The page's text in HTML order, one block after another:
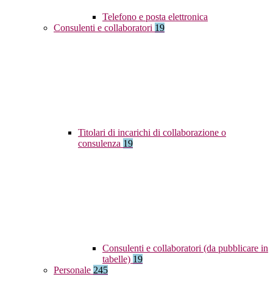
Telefono e posta elettronica
Consulenti e collaboratori 19
Titolari di incarichi di collaborazione o
consulenza 19
Consulenti e collaboratori (da pubblicare in
tabelle) 19
Personale 245